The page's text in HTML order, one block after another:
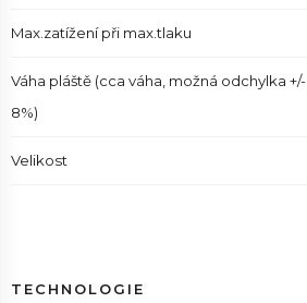
Max.zatížení při max.tlaku
Váha pláště (cca váha, možná odchylka +/-
8%)
Velikost
TECHNOLOGIE